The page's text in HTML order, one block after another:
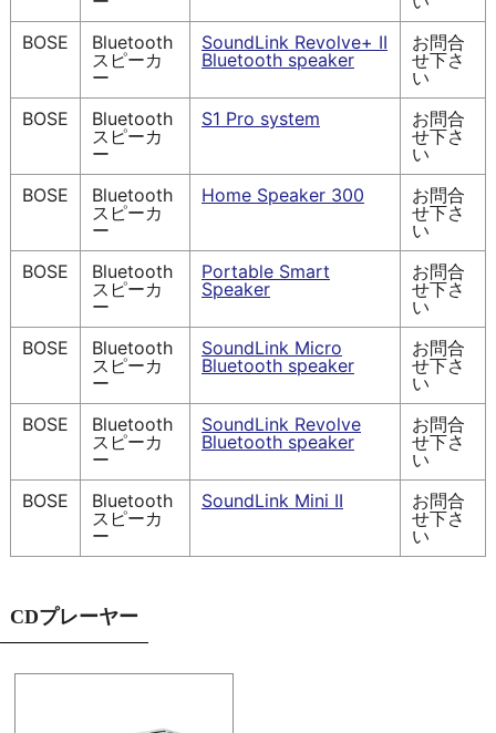
BOSE
Bluetooth
スピーカ
ー
SoundLink Revolve+ II
Bluetooth speaker
お問合
せ下さ
い
BOSE
Bluetooth
スピーカ
ー
S1 Pro system
お問合
せ下さ
い
BOSE
Bluetooth
スピーカ
ー
Home Speaker 300
お問合
せ下さ
い
BOSE
Bluetooth
スピーカ
ー
Portable Smart
Speaker
お問合
せ下さ
い
BOSE
Bluetooth
スピーカ
ー
SoundLink Micro
Bluetooth speaker
お問合
せ下さ
い
BOSE
Bluetooth
スピーカ
ー
SoundLink Revolve
Bluetooth speaker
お問合
せ下さ
い
BOSE
Bluetooth
スピーカ
ー
SoundLink Mini II
お問合
せ下さ
い
CDプレーヤー